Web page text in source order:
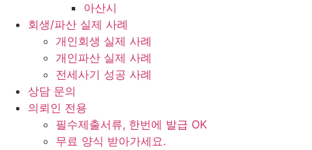
아산시
회생/파산 실제 사례
개인회생 실제 사례
개인파산 실제 사례
전세사기 성공 사례
상담 문의
의뢰인 전용
필수제출서류, 한번에 발급 OK
무료 양식 받아가세요.